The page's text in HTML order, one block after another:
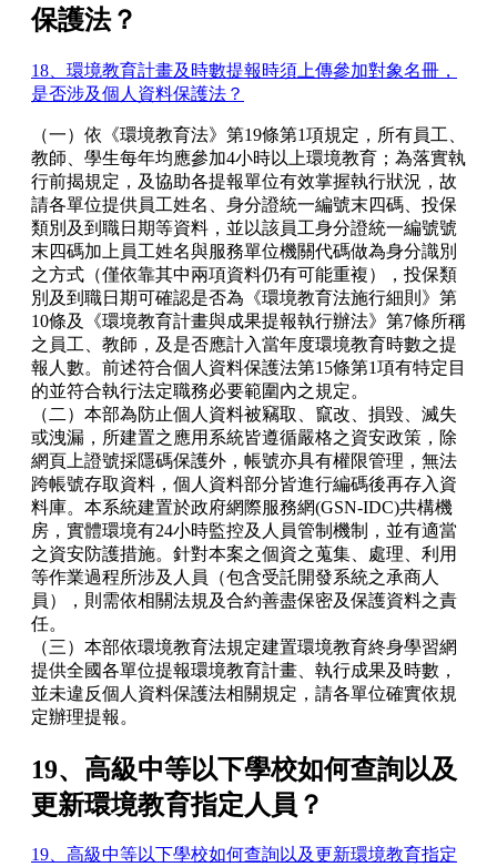
保護法？
18、環境教育計畫及時數提報時須上傳參加對象名冊，
是否涉及個人資料保護法？
（一）依《環境教育法》第19條第1項規定，所有員工、
教師、學生每年均應參加4小時以上環境教育；為落實執
行前揭規定，及協助各提報單位有效掌握執行狀況，故
請各單位提供員工姓名、身分證統一編號末四碼、投保
類別及到職日期等資料，並以該員工身分證統一編號號
末四碼加上員工姓名與服務單位機關代碼做為身分識別
之方式（僅依靠其中兩項資料仍有可能重複），投保類
別及到職日期可確認是否為《環境教育法施行細則》第
10條及《環境教育計畫與成果提報執行辦法》第7條所稱
之員工、教師，及是否應計入當年度環境教育時數之提
報人數。前述符合個人資料保護法第15條第1項有特定目
的並符合執行法定職務必要範圍內之規定。
（二）本部為防止個人資料被竊取、竄改、損毀、滅失
或洩漏，所建置之應用系統皆遵循嚴格之資安政策，除
網頁上證號採隱碼保護外，帳號亦具有權限管理，無法
跨帳號存取資料，個人資料部分皆進行編碼後再存入資
料庫。本系統建置於政府網際服務網(GSN-IDC)共構機
房，實體環境有24小時監控及人員管制機制，並有適當
之資安防護措施。針對本案之個資之蒐集、處理、利用
等作業過程所涉及人員（包含受託開發系統之承商人
員），則需依相關法規及合約善盡保密及保護資料之責
任。
（三）本部依環境教育法規定建置環境教育終身學習網
提供全國各單位提報環境教育計畫、執行成果及時數，
並未違反個人資料保護法相關規定，請各單位確實依規
定辦理提報。
19、高級中等以下學校如何查詢以及
更新環境教育指定人員？
19、高級中等以下學校如何查詢以及更新環境教育指定